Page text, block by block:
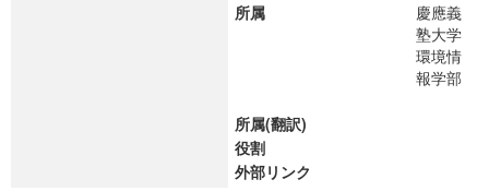
所属
慶應義
塾大学
環境情
報学部
所属(翻訳)
役割
外部リンク